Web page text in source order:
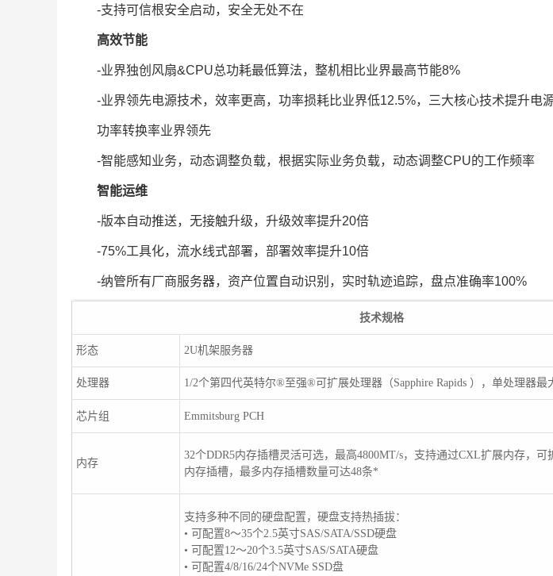
-支持可信根安全启动，安全无处不在
高效节能
-业界独创风扇&CPU总功耗最低算法，整机相比业界最高节能8%
-业界领先电源技术，效率更高，功率损耗比业界低12.5%，三大核心技术提升电
功率转换率业界领先
-智能感知业务，动态调整负载，根据实际业务负载，动态调整CPU的工作频率
智能运维
-版本自动推送，无接触升级，升级效率提升20倍
-75%工具化，流水线式部署，部署效率提升10倍
-纳管所有厂商服务器，资产位置自动识别，实时轨迹追踪，盘点准确率100%
技术规格
形态 2U机架服务器
处理器 1/2个第四代英特尔®至强®可扩展处理器（Sapphire Rapids ），单处理器最
芯片组 Emmitsburg PCH
内存
32个DDR5内存插槽灵活可选，最高4800MT/s，支持通过CXL扩展内存，可
内存插槽，最多内存插槽数量可达48条*
支持多种不同的硬盘配置，硬盘支持热插拔：
• 可配置8～35个2.5英寸SAS/SATA/SSD硬盘
• 可配置12～20个3.5英寸SAS/SATA硬盘
• 可配置4/8/16/24个NVMe SSD盘